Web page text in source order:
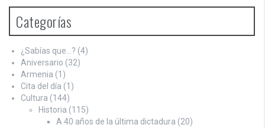
Categorías
¿Sabías que…? (4)
Aniversario (32)
Armenia (1)
Cita del día (1)
Cultura (144)
Historia (115)
A 40 años de la última dictadura (20)